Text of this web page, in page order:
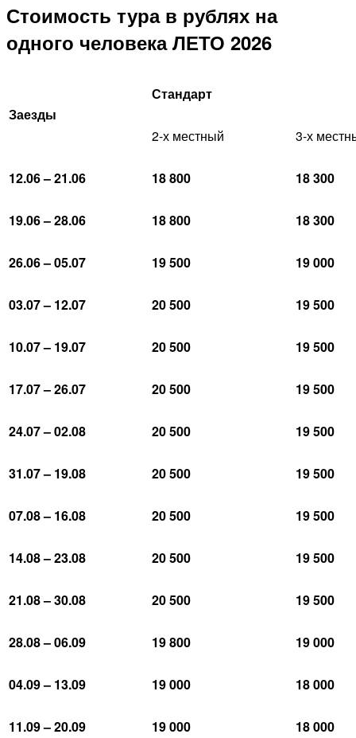
Стоимость тура в рублях на
одного человека ЛЕТО 2026
Заезды
Стандарт
2-х местный 3-х
12.06 – 21.06 18 800 18 300
19.06 – 28.06 18 800 18 300
26.06 – 05.07 19 500 19 000
03.07 – 12.07 20 500 19 500
10.07 – 19.07 20 500 19 500
17.07 – 26.07 20 500 19 500
24.07 – 02.08 20 500 19 500
31.07 – 19.08 20 500 19 500
07.08 – 16.08 20 500 19 500
14.08 – 23.08 20 500 19 500
21.08 – 30.08 20 500 19 500
28.08 – 06.09 19 800 19 000
04.09 – 13.09 19 000 18 000
11.09 – 20.09 19 000 18 000